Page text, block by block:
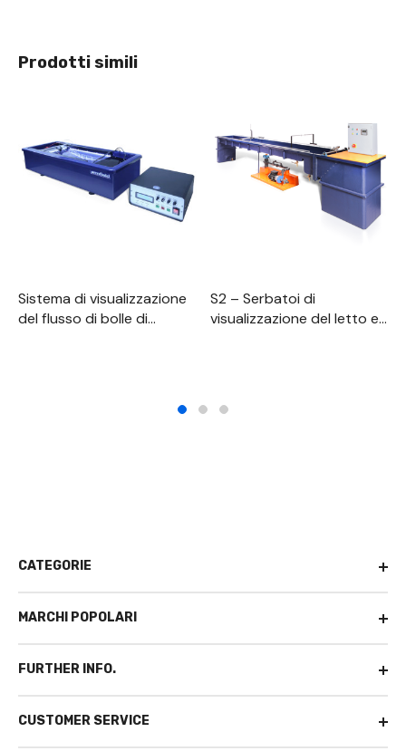
Prodotti simili
Sistema di visualizzazione
del flusso di bolle di
S2 – Serbatoi di
visualizzazione del letto e
CATEGORIE
MARCHI POPOLARI
FURTHER INFO.
CUSTOMER SERVICE